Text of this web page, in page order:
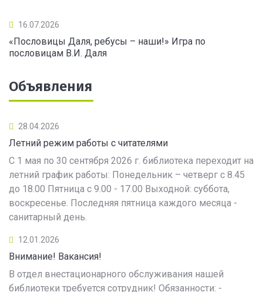
16.07.2026
«Пословицы Даля, ребусы – наши!» Игра по
пословицам В.И. Даля
Объявления
28.04.2026
Летний режим работы с читателями
С 1 мая по 30 сентября 2026 г. библиотека переходит на
летний график работы: Понедельник – четверг с 8.45
до 18.00 Пятница с 9.00 - 17.00 Выходной: суббота,
воскресенье. Последняя пятница каждого месяца -
санитарный день.
12.01.2026
Внимание! Вакансия!
В отдел внестационарного обслуживания нашей
библиотеки требуется сотрудник! Обязанности: -